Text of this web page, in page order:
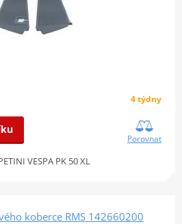
4 týdny
Porovnat
VESPA PK 50 XL
koberce RMS 142660200